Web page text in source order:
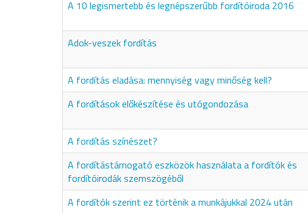
A 10 legismertebb és legnépszerűbb fordítóiroda 2016
Adok-veszek fordítás
A fordítás eladása: mennyiség vagy minőség kell?
A fordítások előkészítése és utógondozása
A fordítás színészet?
A fordítástámogató eszközök használata a fordítók és
fordítóirodák szemszögéből
A fordítók szerint ez történik a munkájukkal 2024 után